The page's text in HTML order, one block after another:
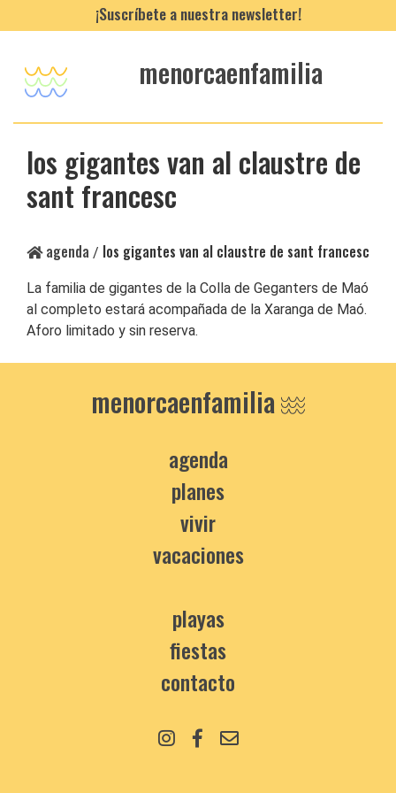
¡Suscríbete a nuestra newsletter!
menorcaenfamilia
los gigantes van al claustre de
sant francesc
agenda / los gigantes van al claustre de sant francesc
La familia de gigantes de la Colla de Geganters de Maó
al completo estará acompañada de la Xaranga de Maó.
Aforo limitado y sin reserva.
menorcaenfamilia
agenda
planes
vivir
vacaciones
playas
fiestas
contacto